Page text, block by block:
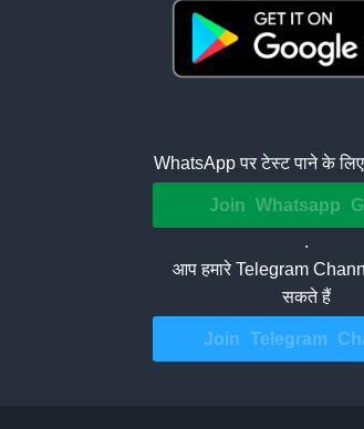
WhatsApp पर टेस्ट पाने के
Join Whatsapp
.
आप हमारे Telegram
सकते हैं
Join Telegram